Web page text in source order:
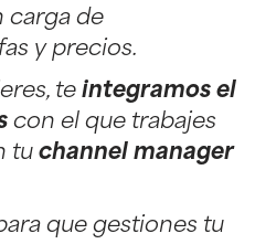
carga de
y precios.
te integramos el
con el que trabajes
tu channel manager
que gestiones tu